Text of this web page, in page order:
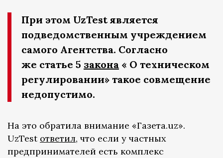
При этом UzTest является
подведомственным учреждением
самого Агентства. Согласно
же статье 5 закона « О техническом
регулировании» такое совмещение
недопустимо.
На это обратила внимание «Газета.uz».
UzTest ответил, что если у частных
предпринимателей есть комплекс